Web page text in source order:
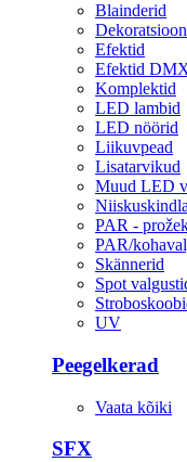
Blainderid
Dekoratsioon
Efektid
Efektid
Komplektid
LED lambid
LED nöörid
Liikuvpead
Lisatarvikud
Muud LED
PAR -
PAR/
Skännerid
Spot
UV
Peegelkerad
Vaata kõiki
SFX